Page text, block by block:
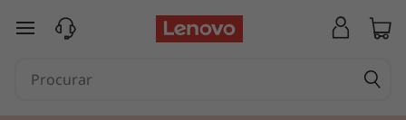
Tsaltar para o conteúdo principal